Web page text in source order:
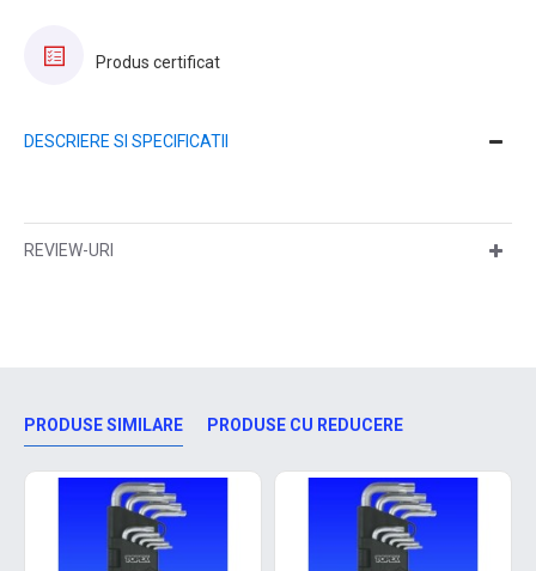
Produs certificat
DESCRIERE SI SPECIFICATII
REVIEW-URI
PRODUSE SIMILARE PRODUSE CU REDUCERE